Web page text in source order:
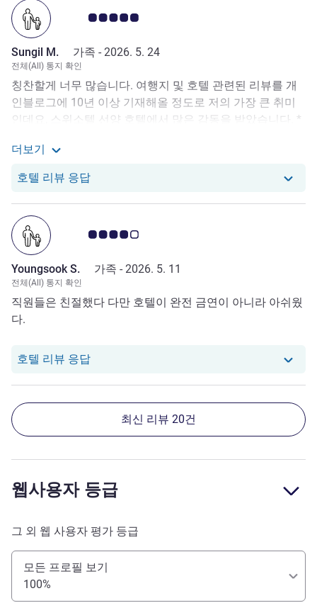
고객 평점 5.0/5
Sungil M. 가족 - 2026. 5. 24
전체(All) 통지 확인
칭찬할게 너무 많습니다. 여행지 및 호텔 관련된 리뷰를 개
인블로그에 10년 이상 기재해올 정도로 저의 가장 큰 취미
인데요, 스위소텔 선양 호텔에서 많은 감동을 받았습니다. *
의 친절함 3. 배달 시 직원들이 일일이 확인해주는 세심함 4.
1층 파울라너 레스토랑 직원들의 친절함은 6성급 서비스를
받는거 같았습니다. - 이틀째 방문할때 취향과 얼굴을 다 기
억해 주셔서 감동 받았습니다. *룸컨디션 1. 넓은 룸이 가장
먼저고, 2. 통창이라 개방감이 뛰어난데, 방에서 보이는 탁트
인 청년공원뷰과 티비타워의 뷰는 가히 환상적 3. 침대의 적
당히 푹신하면서 단단한 느낌이 너무 좋았습니다. *위치 1.
청년공원을 매일 산책하면서 행복했고 2. 지하철 초 역세권
이라 위치적으로도 만족 3. 대표적인 맛집들과 야시장이 도
보거리에 있어서 이동시 좋았고 4. 구궁이나 성당, 장쉐량 고
택 등 선양의 필수코스가 디디로 금방갈 수 있을정도의 위치
층에 있는 독일맥주 파울라너에서 18시~20시까지 해피아
주 예술이고, 라이브 공연은 환상적입니다. 4. 첫날부터 친절
했는데, 둘째날 방문시 얼굴을 기억하고 음식 취향도 기억해
크하얏트 부산, 그랜드하얏트 후쿠오카 등 각 지역의 랜드마
번 직원분들, 특히 키 170cm정도의 매니저로 보이는 남성분
바랍니다.) - 2026년 5월 16일 밤 10시~11시 즈음 경찰들이
때 그 뒤에서 지쳐보이지만 끝까지 책임감을 다하던 그 매니
저의 모습이 생각났습니다. *총평 한국의 여행카페에 스위
소텔 선양은 꼭 오라고 리뷰를 남겨놨네요. 스위소텔 선양
더보기
호텔 리뷰 응답당 호텔에서는 Sungil M.로부터의 리뷰에 응
고객 평점 4.0/5
Youngsook S. 가족 - 2026. 5. 11
전체(All) 통지 확인
직원들은 친절했다 다만 호텔이 완전 금연이 아니라 아쉬웠
다.
호텔 리뷰 응답당 호텔에서는 Youngsook S.로부터의 리뷰
최신 리뷰 20건
웹사용자 등급
그 외 웹 사용자 평가 등급
모든 프로필 보기
100%